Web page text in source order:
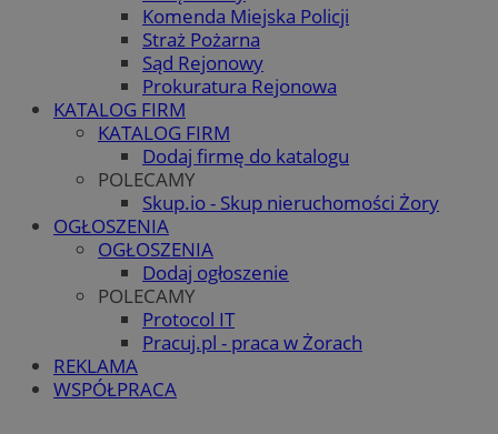
Komenda Miejska Policji
Straż Pożarna
Sąd Rejonowy
Prokuratura Rejonowa
KATALOG FIRM
KATALOG FIRM
Dodaj firmę do katalogu
POLECAMY
Skup.io - Skup nieruchomości Żory
OGŁOSZENIA
OGŁOSZENIA
Dodaj ogłoszenie
POLECAMY
Protocol IT
Pracuj.pl - praca w Żorach
REKLAMA
WSPÓŁPRACA